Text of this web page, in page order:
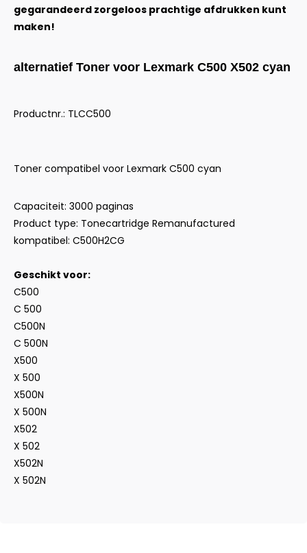
gegarandeerd zorgeloos prachtige afdrukken kunt
maken!
alternatief Toner voor Lexmark C500 X502 cyan
Productnr.: TLCC500
Toner compatibel voor Lexmark C500 cyan
Capaciteit: 3000 paginas
Product type: Tonecartridge Remanufactured
kompatibel: C500H2CG
Geschikt voor:
C500
C 500
C500N
C 500N
X500
X 500
X500N
X 500N
X502
X 502
X502N
X 502N